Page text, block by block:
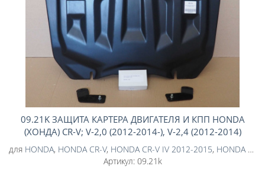
09.21K ЗАЩИТА КАРТЕРА ДВИГАТЕЛЯ И КПП HONDA
(ХОНДА) CR-V; V-2,0 (2012-2014-), V-2,4 (2012-2014)
(КОМПОЗИТ 6 ММ)
для HONDA, HONDA CR-V, HONDA CR-V IV 2012-2015, HONDA CR-V IV 2014-2018
Артикул: 09.21k